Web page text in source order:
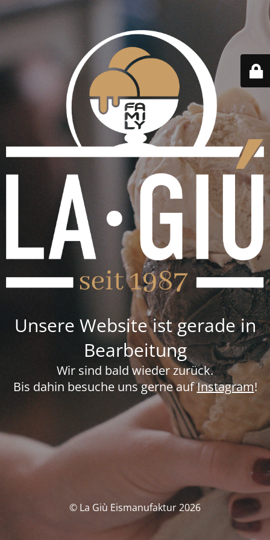
Unsere Website ist gerade in
Bearbeitung
Wir sind bald wieder zurück.
Bis dahin besuche uns gerne aufInstagram!
© La Giù Eismanufaktur 2026